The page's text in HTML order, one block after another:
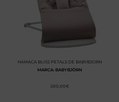
HAMACA BLISS PETALS DE BABYBJORN
MARCA: BABYBJÖRN
200,00 €